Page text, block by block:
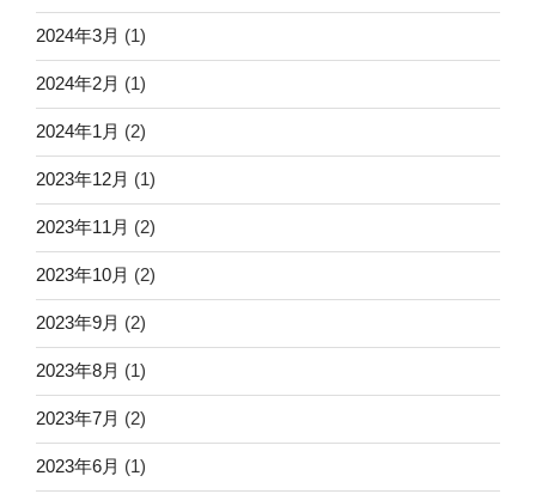
2024年3月 (1)
2024年2月 (1)
2024年1月 (2)
2023年12月 (1)
2023年11月 (2)
2023年10月 (2)
2023年9月 (2)
2023年8月 (1)
2023年7月 (2)
2023年6月 (1)